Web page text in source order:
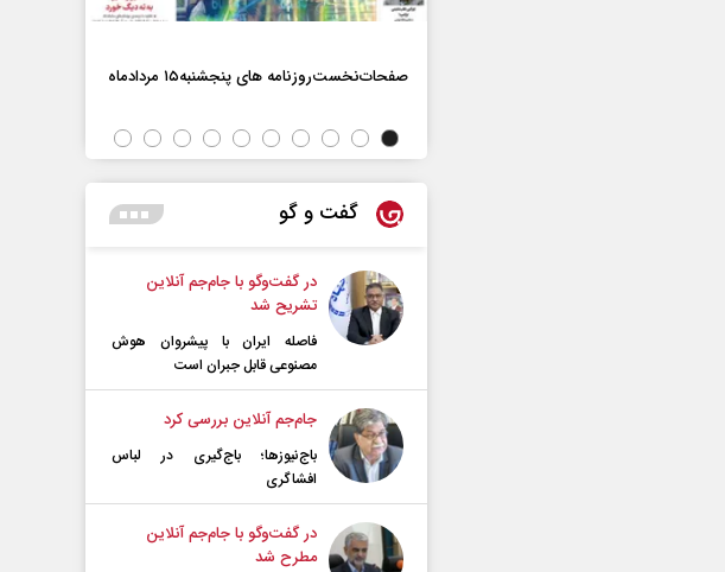
صفحات‌نخست‌روزنامه ها‌ی پنجشنبه‌۱۵ مردادماه
گفت و گو
در گفت‌و‌گو با جام‌جم آنلاین
تشریح شد
فاصله ایران با پیشرو‌ان هوش
مصنوعی قابل جبران است
جام‌جم آنلاین بررسی کرد
باج‌نیوزها؛ باج‌گیری در لباس
افشاگری
در گفت‌و‌گو با جام‌جم آنلاین
مطرح شد